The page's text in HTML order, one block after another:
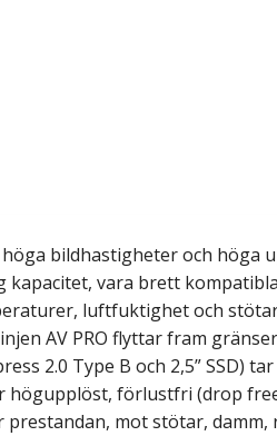
bildhastigheter och höga
kapacitet, vara brett
luftfuktighet och
AV PRO flyttar fram
2.0 Type B och 2,5” SSD)
förlustfri (drop
mot stötar,